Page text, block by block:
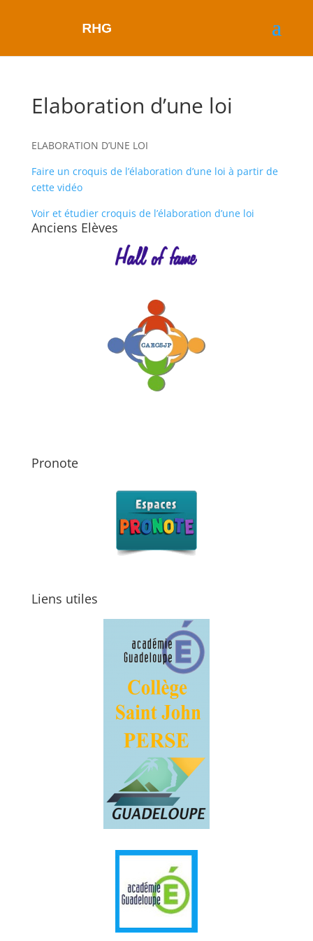
Elaboration d’une loi
ELABORATION D’UNE LOI
Faire un croquis de l’élaboration d’une loi à partir de
cette vidéo
Voir et étudier croquis de l’élaboration d’une loi
Anciens Elèves
Pronote
Liens utiles